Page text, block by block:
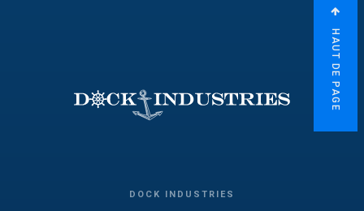
HAUT DE PAGE
DOCK INDUSTRIES